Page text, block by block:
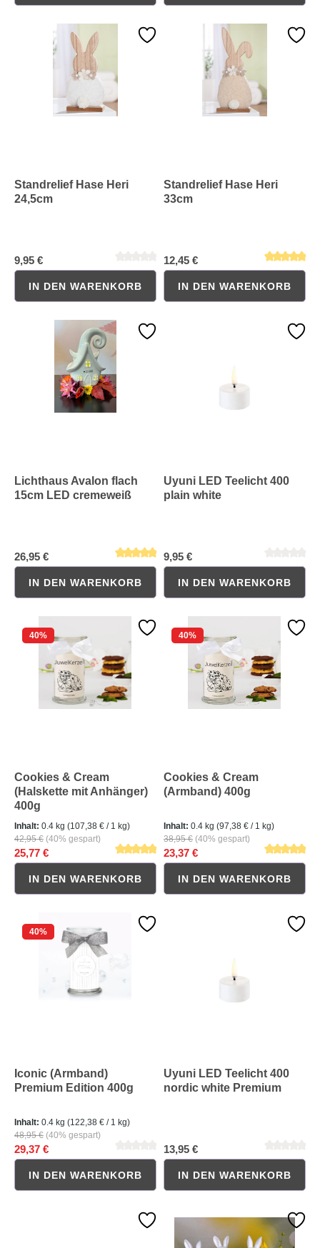
Durchschnittliche Bewertung von 0 von 5 SternenDurchschnittliche Bewertung
Standrelief Hase Heri
24,5cm
9,95 €
Durchschnittliche Bewertung von 0 von 5 Sternen
IN DEN WARENKORB
Standrelief Hase Heri
33cm
12,45 €
Durchschnittliche Bewertung
IN DEN WARENKORB
Lichthaus Avalon flach
15cm LED cremeweiß
26,95 €
IN DEN WARENKORB
Uyuni LED Teelicht 400
plain white
9,95 €
IN DEN WARENKORB
40%
Cookies & Cream
(Halskette mit Anhänger)
400g
Inhalt: 0.4 kg (107,38 € / 1 kg)
25,77 €
42,95 € (40% gespart)
Durchschnittliche Bewertung von 5 von 5 Sternen
IN DEN WARENKORB
40%
Cookies & Cream
(Armband) 400g
Inhalt: 0.4 kg (97,38 € / 1 kg)
23,37 €
38,95 € (40% gespart)
Durchschnittliche Bewertung
IN DEN WARENKORB
40%
Iconic (Armband)
Premium Edition 400g
Inhalt: 0.4 kg (122,38 € / 1 kg)
29,37 €
48,95 € (40% gespart)
IN DEN WARENKORB
Uyuni LED Teelicht 400
nordic white Premium
13,95 €
IN DEN WARENKORB